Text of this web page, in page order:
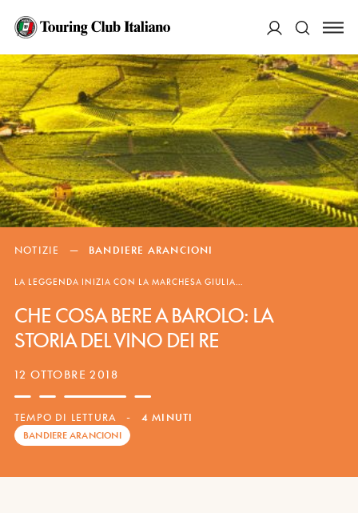
Cerca
NOTIZIE — BANDIERE ARANCIONI
LA LEGGENDA INIZIA CON LA MARCHESA GIULIA...
CHE COSA BERE A BAROLO: LA
STORIA DEL VINO DEI RE
12 OTTOBRE 2018
TEMPO DI LETTURA - 4 MINUTI
BANDIERE ARANCIONI